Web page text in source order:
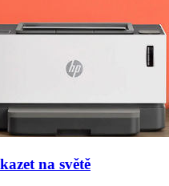
na světě